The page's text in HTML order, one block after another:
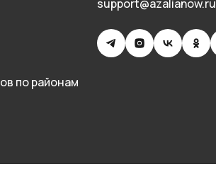
по районам
support@azalianow.ru